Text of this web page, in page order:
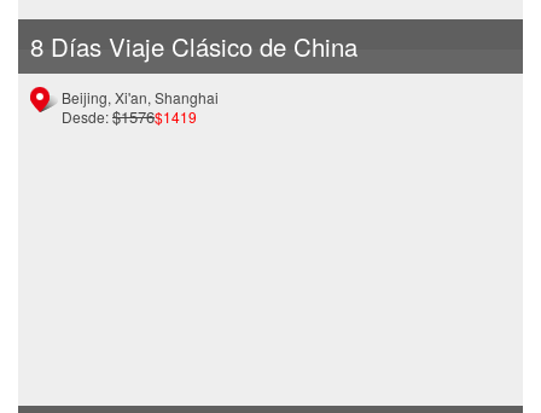
8 Días Viaje Clásico de China
Beijing, Xi'an, Shanghai
Desde:$1576$1419